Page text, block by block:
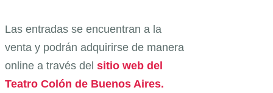
Las entradas se encuentran a la
venta y podrán adquirirse de manera
online a través del sitio web del
Teatro Colón de Buenos Aires.